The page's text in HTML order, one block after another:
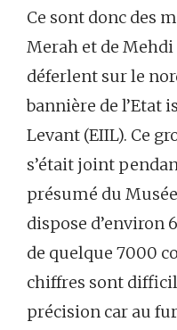
Ce sont donc des
Merah et de
déferlent sur le
bannière de l’Etat
Levant (EIIL). Ce
s’était joint
présumé du
dispose d’environ
de quelque 7000
chiffres sont
précision car au